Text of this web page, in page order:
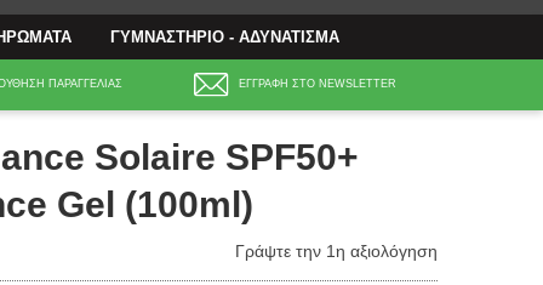
ΓΥΜΝΑΣΤΗΡΙΟ - ΑΔΥΝΑΤΙΣΜΑ
ΠΑΡΑΓΓΕΛΙΑΣ ΕΓΓΡΑΦΗ ΣΤΟ NEWSLETTER
Solaire SPF50+
Gel (100ml)
Γράψτε την 1η αξιολόγηση